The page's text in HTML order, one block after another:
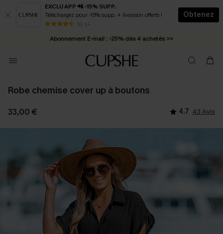
EXCLU APP 📲 -15% SUPP.
Téléchargez pour -15% supp. + livraison offerts !
50 k+
Obtenez
* Livraison éclair 2-3 jours ouvrés >>
Abonnement E-mail : -25% dès 4 achetés >>
Robe chemise cover up à boutons
33,00 € 4.7 43 Avis